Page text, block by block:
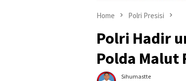
Home Polri Presisi
Polri Hadir
Polda Malut
Sihumastte